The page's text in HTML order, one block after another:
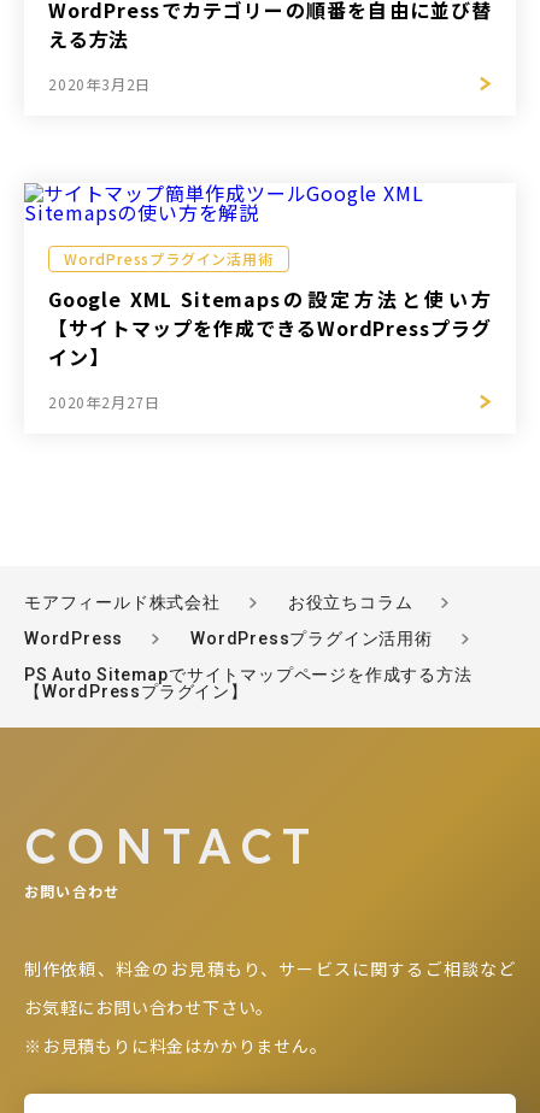
WordPressでカテゴリーの順番を自由に並び替
える方法
2020年3月2日
WordPressプラグイン活用術
Google XML Sitemapsの設定方法と使い方
【サイトマップを作成できるWordPressプラグ
イン】
2020年2月27日
モアフィールド株式会社
お役立ちコラム
WordPress
WordPressプラグイン活用術
PS Auto Sitemapでサイトマップページを作成する方法
【WordPressプラグイン】
CONTACT
お問い合わせ
制作依頼、料金のお見積もり、サービスに関するご相談など
お気軽にお問い合わせ下さい。
※お見積もりに料金はかかりません。